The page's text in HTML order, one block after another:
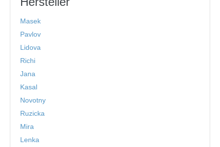
Masek
Pavlov
Lidova
Richi
Jana
Kasal
Novotny
Ruzicka
Mira
Lenka